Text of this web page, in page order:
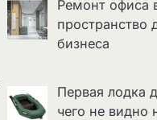
Ремонт офиса
пространство
бизнеса
Первая лодка
чего не видно